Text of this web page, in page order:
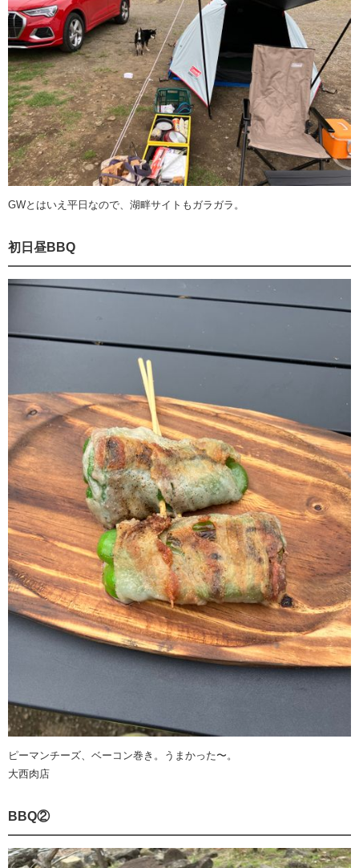
GWとはいえ平日なので、湖畔サイトもガラガラ。
初日昼BBQ
ピーマンチーズ、ベーコン巻き。うまかった〜。
大西肉店
BBQ②